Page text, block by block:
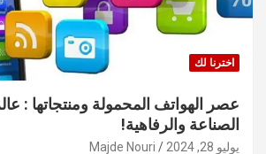
اخترنا لك
عصر الهواتف المحمولة ومنتجاتها :
الصناعة والرفاهية!
يوليو 28, 2024 Majde Nouri